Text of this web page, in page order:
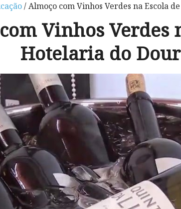
/ Almoço com Vinhos Verdes na Escola
Vinhos Verdes
Hotelaria do